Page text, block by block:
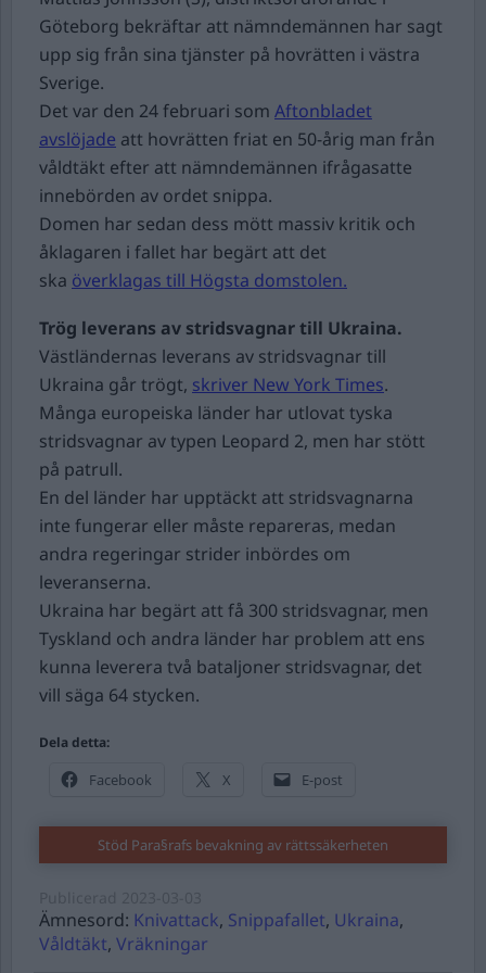
Göteborg bekräftar att nämndemännen har sagt
upp sig från sina tjänster på hovrätten i västra
Sverige.
Det var den 24 februari som Aftonbladet
avslöjade att hovrätten friat en 50-årig man från
våldtäkt efter att nämndemännen ifrågasatte
innebörden av ordet snippa.
Domen har sedan dess mött massiv kritik och
åklagaren i fallet har begärt att det
ska överklagas till Högsta domstolen.
Trög leverans av stridsvagnar till Ukraina.
Västländernas leverans av stridsvagnar till
Ukraina går trögt, skriver New York Times.
Många europeiska länder har utlovat tyska
stridsvagnar av typen Leopard 2, men har stött
på patrull.
En del länder har upptäckt att stridsvagnarna
inte fungerar eller måste repareras, medan
andra regeringar strider inbördes om
leveranserna.
Ukraina har begärt att få 300 stridsvagnar, men
Tyskland och andra länder har problem att ens
kunna leverera två bataljoner stridsvagnar, det
vill säga 64 stycken.
Dela detta:
Facebook X E-post
Stöd Para§rafs bevakning av rättssäkerheten
Ämnesord: Knivattack, Snippafallet, Ukraina,
Våldtäkt, Vräkningar